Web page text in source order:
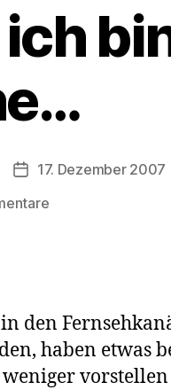
Veröffentlichungsdatum
17. Dezember 2007
zu
in
der
Küche…
den
haben etwas
vorstellen